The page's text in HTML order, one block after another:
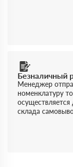
Безналичный
Менеджер
номенклатуру
склада